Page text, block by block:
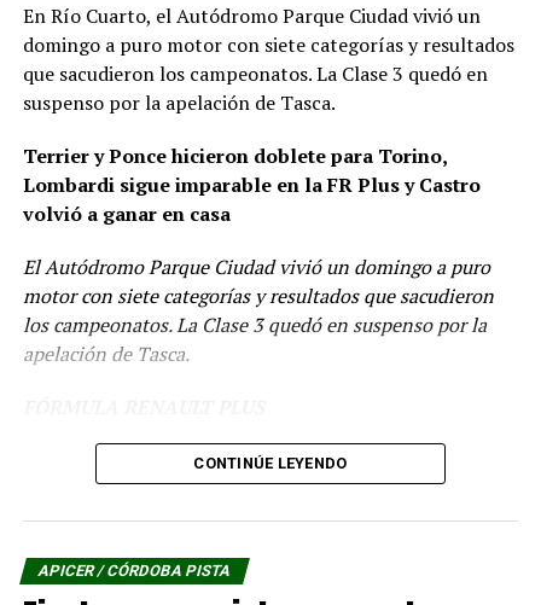
En Río Cuarto, el Autódromo Parque Ciudad vivió un
domingo a puro motor con siete categorías y resultados
que sacudieron los campeonatos. La Clase 3 quedó en
suspenso por la apelación de Tasca.
Terrier y Ponce hicieron doblete para Torino,
Lombardi sigue imparable en la FR Plus y Castro
volvió a ganar en casa
El Autódromo Parque Ciudad vivió un domingo a puro
motor con siete categorías y resultados que sacudieron
los campeonatos. La Clase 3 quedó en suspenso por la
apelación de Tasca.
Nicolás Lombardi volvió a ser el dueño absoluto del
Autódromo Parque Ciudad de Río Cuarto. El puntero del
campeonato ganó las dos finales del fin de semana, la
consolidándose en la cima de la 20ª temporada de la
CONTINÚE LEYENDO
APICER / CÓRDOBA PISTA